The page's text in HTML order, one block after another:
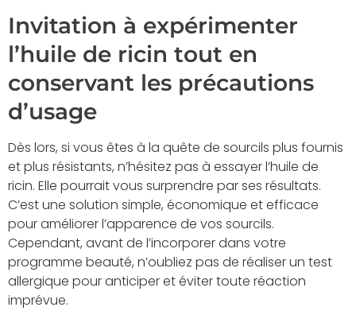
Invitation à expérimenter
l’huile de ricin tout en
conservant les précautions
d’usage
Dès lors, si vous êtes à la quête de sourcils plus fournis
et plus résistants, n’hésitez pas à essayer l’huile de
ricin. Elle pourrait vous surprendre par ses résultats.
C’est une solution simple, économique et efficace
pour améliorer l’apparence de vos sourcils.
Cependant, avant de l’incorporer dans votre
programme beauté, n’oubliez pas de réaliser un test
allergique pour anticiper et éviter toute réaction
imprévue.